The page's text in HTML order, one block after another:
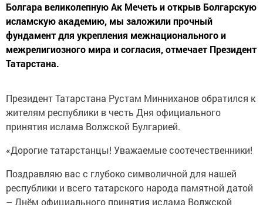
Болгара великолепную Ак Мечеть и открыв Болгарскую
исламскую академию, мы заложили прочный
фундамент для укрепления межнационального и
межрелигиозного мира и согласия, отмечает Президент
Татарстана.
Президент Татарстана Рустам Минниханов обратился к
жителям республики в честь Дня официального
принятия ислама Волжской Булгарией.
«Дорогие татарстанцы! Уважаемые соотечественники!
Поздравляю вас с глубоко символичной для нашей
республики и всего татарского народа памятной датой
– Днём официального принятия ислама Волжской